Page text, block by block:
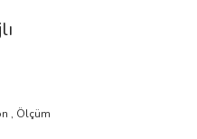
, Ölçüm